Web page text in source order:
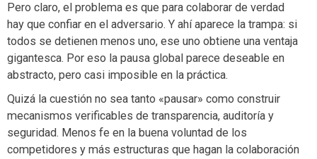
Pero claro, el problema es que para colaborar de verdad
hay que confiar en el adversario. Y ahí aparece la trampa: si
todos se detienen menos uno, ese uno obtiene una ventaja
gigantesca. Por eso la pausa global parece deseable en
abstracto, pero casi imposible en la práctica.
Quizá la cuestión no sea tanto «pausar» como construir
mecanismos verificables de transparencia, auditoría y
seguridad. Menos fe en la buena voluntad de los
competidores y más estructuras que hagan la colaboración